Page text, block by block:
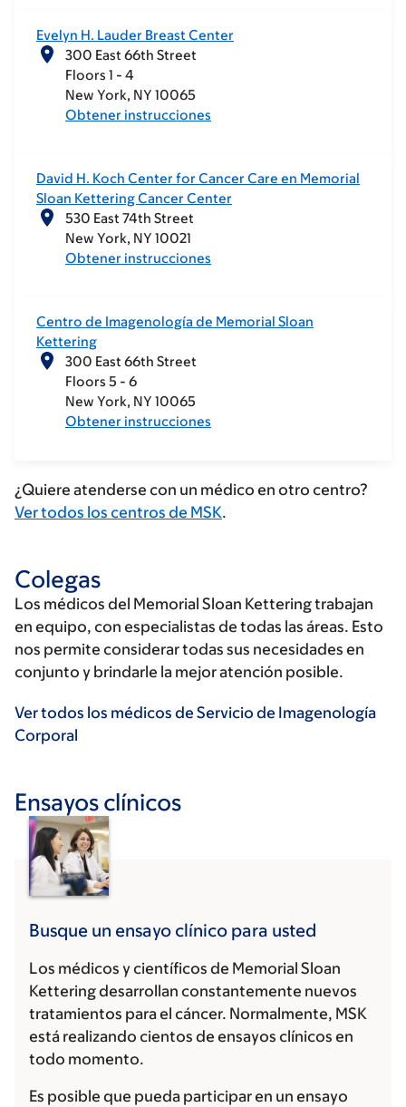
Evelyn H. Lauder Breast Center
300 East 66th Street
Floors 1 - 4
New York NY 10065
Obtener instrucciones
David H. Koch Center for Cancer Care en Memorial
Sloan Kettering Cancer Center
530 East 74th Street
New York NY 10021
Obtener instrucciones
Centro de Imagenología de Memorial Sloan
Kettering
300 East 66th Street
Floors 5 - 6
New York NY 10065
Obtener instrucciones
¿Quiere atenderse con un médico en otro centro?
Ver todos los centros de MSK.
Colegas
Los médicos del Memorial Sloan Kettering trabajan
en equipo, con especialistas de todas las áreas. Esto
nos permite considerar todas sus necesidades en
conjunto y brindarle la mejor atención posible.
Ver todos los médicos de Servicio de Imagenología
Corporal
Ensayos clínicos
Busque un ensayo clínico para usted
Los médicos y científicos de Memorial Sloan
Kettering desarrollan constantemente nuevos
tratamientos para el cáncer. Normalmente, MSK
está realizando cientos de ensayos clínicos en
todo momento.
Es posible que pueda participar en un ensayo